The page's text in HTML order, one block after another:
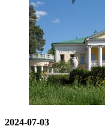
2024-07-03